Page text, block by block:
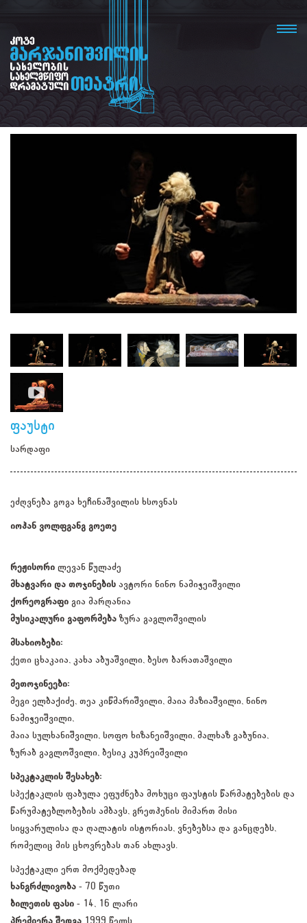
ფაუსტი
სარდაფი
ეძღვნება გოგა ხეჩინაშვილის ხსოვნას
იოჰან ვოლფგანგ გოეთე
რეჟისორი ლევან წულაძე
მხატვარი და თოჯინების ავტორი ნინო ნამიჭეიშვილი
ქორეოგრაფი გია მარღანია
მუსიკალური გაფორმება ზურა გაგლოშვილის
მსახიობები:
ქეთი ცხაკაია, კახა აბუაშვილი, ბესო ბარათაშვილი
მეთოჯინეები:
მეგი ელბაქიძე, თეა კიწმარიშვილი, მაია მაზიაშვილი, ნინო
ნამიჭეიშვილი,
მაია სულხანიშვილი, სოფო ხიზანეიშვილი, მალხაზ გაბუნია,
ზურაბ გაგლოშვილი, ბესიკ კუპრეიშვილი
სპეკტაკლის შესახებ:
სპექტაკლის ფაბულა ეფუძნება მოხუცი ფაუსტის წარმატებების და
წარუმატებლობების ამბავს, გრეთჰენის მიმართ მისი
სიყვარულისა და ღალატის ისტორიას, ვნებებსა და განცდებს,
რომელიც მის ცხოვრებას თან ახლავს.
სპექტაკლი ერთ მოქმედებად
ხანგრძლივობა - 70 წუთი
ბილეთის ფასი - 14, 16 ლარი